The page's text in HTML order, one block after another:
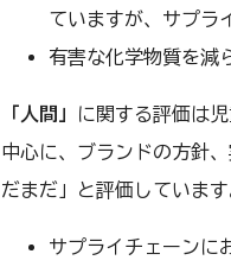
ていますが、サプラ
有害な化学物質を減
「人間」
に関する評価は
中心に、ブランドの方針
だまだ」と評価していま
サプライチェーンに